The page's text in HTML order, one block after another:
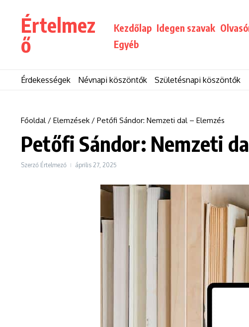
Értelmez
ő
Kezdőlap Idegen szavak
Egyéb
Érdekességek Névnapi köszöntők Születésnapi köszöntők
Főoldal/ Elemzések/ Petőfi Sándor: Nemzeti dal – Elemzés
Petőfi Sándor: Nemzeti
Szerző Értelmező április 27, 2025